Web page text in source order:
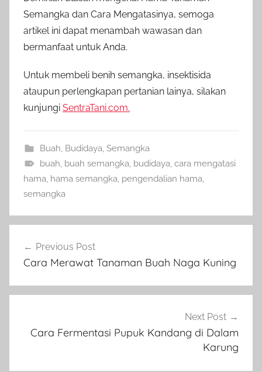
Semangka dan Cara Mengatasinya, semoga
artikel ini dapat menambah wawasan dan
bermanfaat untuk Anda.
Untuk membeli benih semangka, insektisida
ataupun perlengkapan pertanian lainya, silakan
kunjungi SentraTani.com.
Buah Budidaya Semangka
buah buah semangka budidaya cara mengatasi
hama hama semangka pengendalian hama
semangka
pos
Previous Post
Cara Merawat Tanaman Buah Naga Kuning
Next Post
Cara Fermentasi Pupuk Kandang di Dalam
Karung